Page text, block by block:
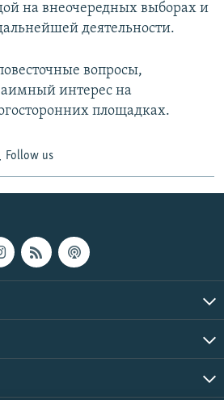
на внеочередных выборах и
деятельности.
вопросы,
интерес на
площадках.
Follow us